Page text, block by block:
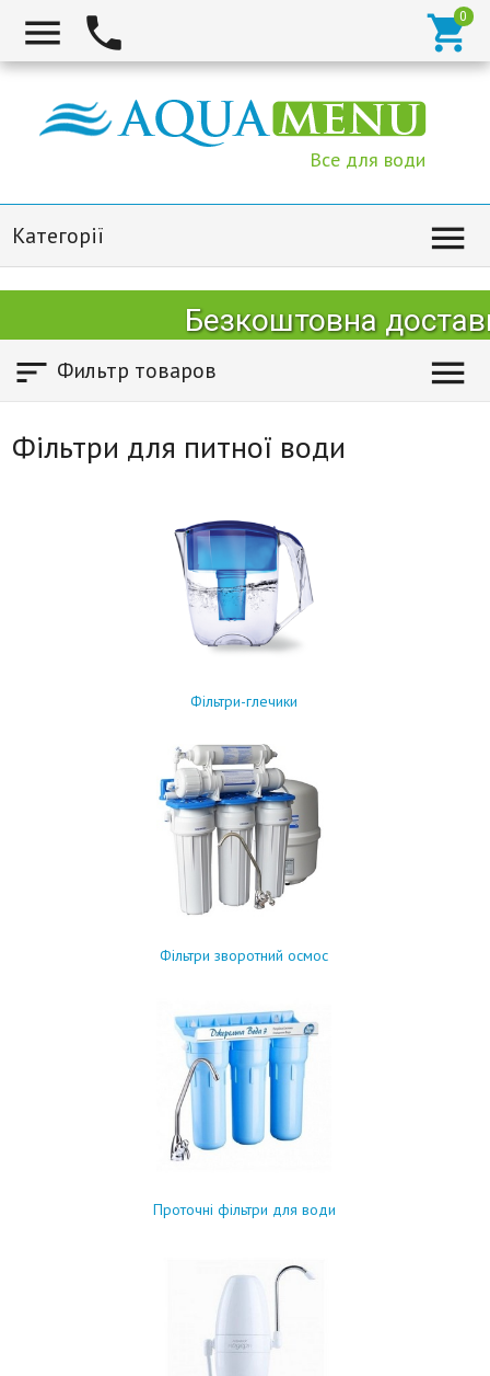
  
Все для води
Категорії 
Безкоштовна доставка
 Фильтр товаров 
Фільтри для питної води
Фільтри-глечики
Фільтри зворотний осмос
Проточні фільтри для води